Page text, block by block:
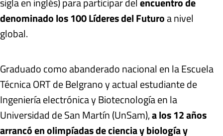
denominado los 100 Líderes del Futuroa nivel
global.
Graduado como abanderado nacional en la Escuela
Técnica ORT de Belgrano y actual estudiante de
Ingeniería electrónica y Biotecnología en la
Universidad de San Martín (UnSam),a los 12 años
arrancó en olimpíadas de ciencia y biología y